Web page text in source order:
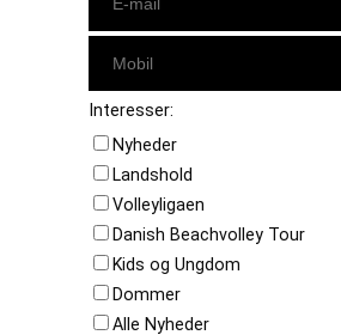
Interesser:
Nyheder
Landshold
Volleyligaen
Danish Beachvolley Tour
Kids og Ungdom
Dommer
Alle Nyheder